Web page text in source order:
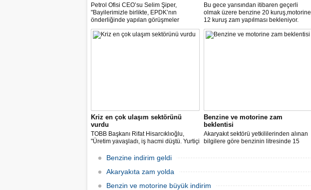
Petrol Ofisi CEO’su Selim Şiper,
"Bayilerimizle birlikte, EPDK’nın
önderliğinde yapılan görüşmeler
sonucunda, dağıtım masraf
paylarımızdan fedakârlık ederek
Bu gece yarısından itibaren geçerli
olmak üzere benzine 20 kuruş,motorine
12 kuruş zam yapılması bekleniyor.
Kriz en çok ulaşım sektörünü
vurdu
TOBB Başkanı Rifat Hisarcıklıoğlu,
"Üretim yavaşladı, iş hacmi düştü. Yurtiçi
sınırları kapattı, ihracat yavaşladı,
mallarımızı taşıyamaz hale geldik" dedi.
Benzine ve motorine zam
beklentisi
Akaryakıt sektörü yetkililerinden alınan
bilgilere göre benzinin litresinde 15
zam yapılması bekleniyor.
Benzine indirim geldi
Akaryakıta zam yolda
Benzin ve motorine büyük indirim